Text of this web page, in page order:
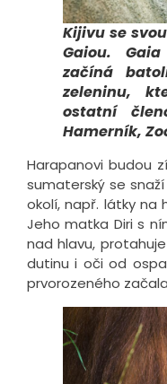
Kijivu se
Gaiou.
začíná
zeleninu,
ostatní
Hamerník,
Harapanovi budou
sumaterský se
okolí, např. látky na
Jeho matka Diri s
nad hlavu,
dutinu i oči od
prvorozeného